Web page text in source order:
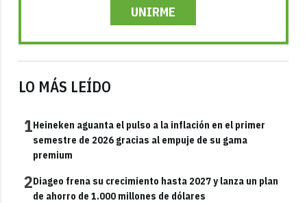
UNIRME
LO MÁS LEÍDO
1Heineken aguanta el pulso a la inflación en el primer
semestre de 2026 gracias al empuje de su gama
premium
2Diageo frena su crecimiento hasta 2027 y lanza un plan
de ahorro de 1.000 millones de dólares